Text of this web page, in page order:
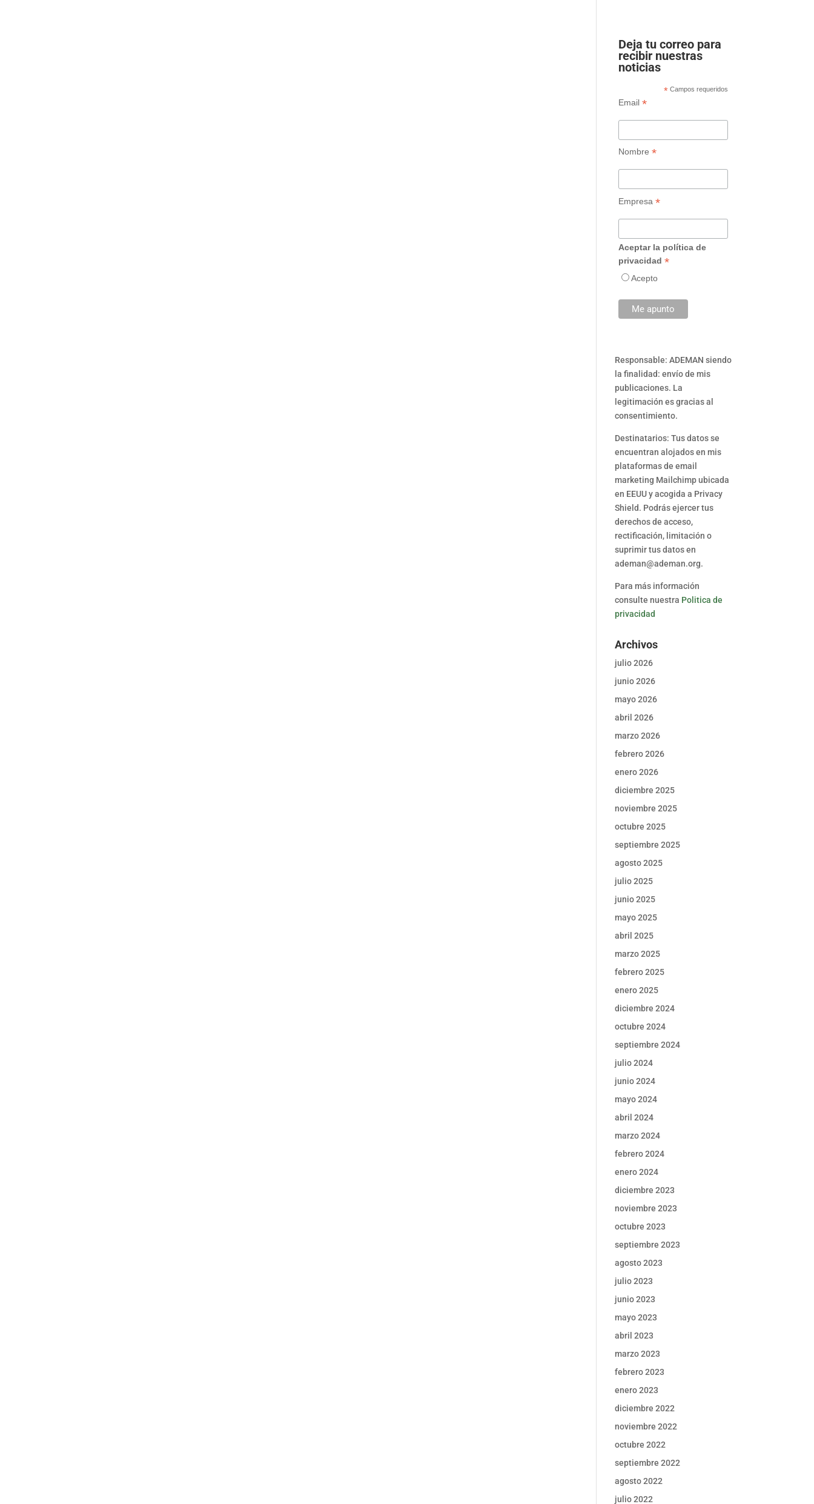
Deja tu correo para
recibir nuestras
noticias
* Campos requeridos
Email *
Nombre *
Empresa *
Aceptar la política de
privacidad *
Acepto
Responsable: ADEMAN siendo
la finalidad: envío de mis
publicaciones. La
legitimación es gracias al
consentimiento.
Destinatarios: Tus datos se
encuentran alojados en mis
plataformas de email
marketing Mailchimp ubicada
en EEUU y acogida a Privacy
Shield. Podrás ejercer tus
derechos de acceso,
rectificación, limitación o
suprimir tus datos en
ademan@ademan.org.
Para más información
consulte nuestra Politica de
privacidad
Archivos
julio 2026
junio 2026
mayo 2026
abril 2026
marzo 2026
febrero 2026
enero 2026
diciembre 2025
noviembre 2025
octubre 2025
septiembre 2025
agosto 2025
julio 2025
junio 2025
mayo 2025
abril 2025
marzo 2025
febrero 2025
enero 2025
diciembre 2024
octubre 2024
septiembre 2024
julio 2024
junio 2024
mayo 2024
abril 2024
marzo 2024
febrero 2024
enero 2024
diciembre 2023
noviembre 2023
octubre 2023
septiembre 2023
agosto 2023
julio 2023
junio 2023
mayo 2023
abril 2023
marzo 2023
febrero 2023
enero 2023
diciembre 2022
noviembre 2022
octubre 2022
septiembre 2022
agosto 2022
julio 2022